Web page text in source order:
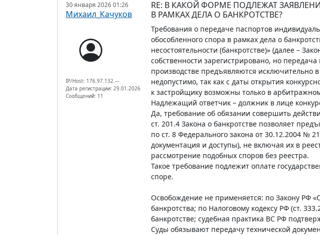
30 января 2026 01:26
Михаил_Качуков
IP/Host: 176.97.132.---
Дата регистрации: 29.01.2026
Сообщений: 11
RE: В КАКОЙ ФОРМЕ ПОДЛЕЖАТ
В РАМКАХ ДЕЛА О БАНКРОТСТВЕ?
Требования о передаче паспортов
обособленного спора в рамках дела о
несостоятельности (банкротстве)» (далее –
собственности зарегистрировано, но
производстве предъявляются исключительно
недопустимо, так как с даты открытия
к застройщику возможны только в
Надлежащий ответчик – должник в лице
Да, требование об обязании совершить
ст. 201.4 Закона о банкротстве позволяет
по ст. 8 Федерального закона от 30.12.2004 №
документация и доступы), не включая их в
рассмотрение подобных споров без реестра.
Такое требование подлежит оплате
споре.
Освобождение не применяется: по Закону РФ
банкротства; по Налоговому кодексу РФ (ст.
банкротстве; судебная практика ВС РФ
Суды обязывают передачу технической